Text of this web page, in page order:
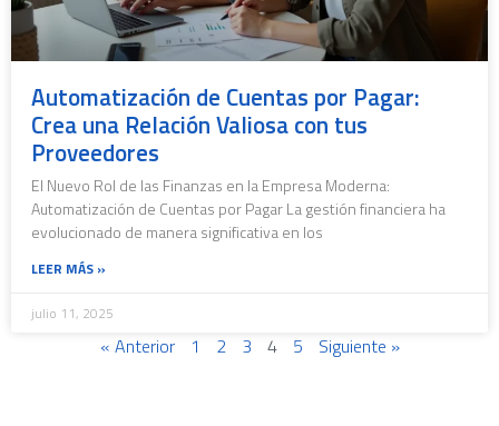
Automatización de Cuentas por Pagar:
Crea una Relación Valiosa con tus
Proveedores
El Nuevo Rol de las Finanzas en la Empresa Moderna:
Automatización de Cuentas por Pagar La gestión financiera ha
evolucionado de manera significativa en los
LEER MÁS »
julio 11, 2025
« Anterior 1 2 3 4 5 Siguiente »